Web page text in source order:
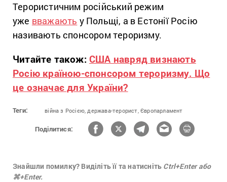
Терористичним російський режим
уже вважають у Польщі, а в Естонії Росію
називають спонсором тероризму.
Читайте також: США навряд визнають
Росію країною-спонсором тероризму. Що
це означає для України?
Теги: війна з Росією, держава-терорист, Європарламент
Поділитися:
Знайшли помилку? Виділіть її та натисніть Ctrl+Enter або
⌘+Enter.